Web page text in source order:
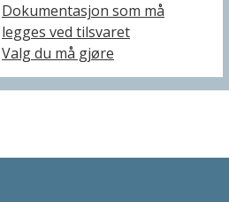
Dokumentasjon som må
legges ved tilsvaret
Valg du må gjøre